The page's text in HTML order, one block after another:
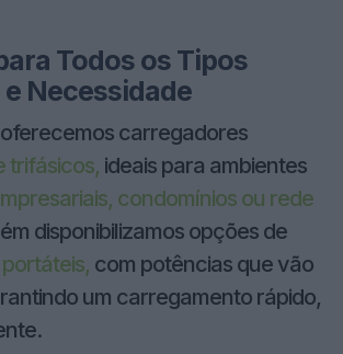
Todos os Tipos
Necessidade
carregadores
trifásicos, ideais para ambientes
condomínios ou rede
disponibilizamos opções de
com potências que vão
um carregamento rápido,